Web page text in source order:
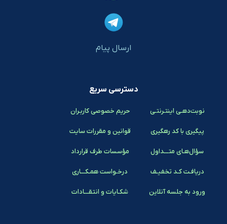
ارسال پیام
دسترسی سریع
نوبت‌دهـی اینتـرنتـی
پیگیری با کد رهگیری
سؤال‌هـای متـــداول
دریافـت کـد تخفیـف
ورود به جلسه آنلاین
حریم خصوصی کاربـران
قوانین و مقررات سایت
مؤسسات طرف قرارداد
درخـواست همـکـــاری
شکـایات و انتقـــادات